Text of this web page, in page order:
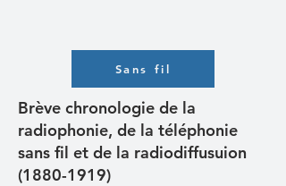
Sans fil
Brève chronologie de la
radiophonie, de la téléphonie
sans fil et de la radiodiffusuion
(1880-1919)